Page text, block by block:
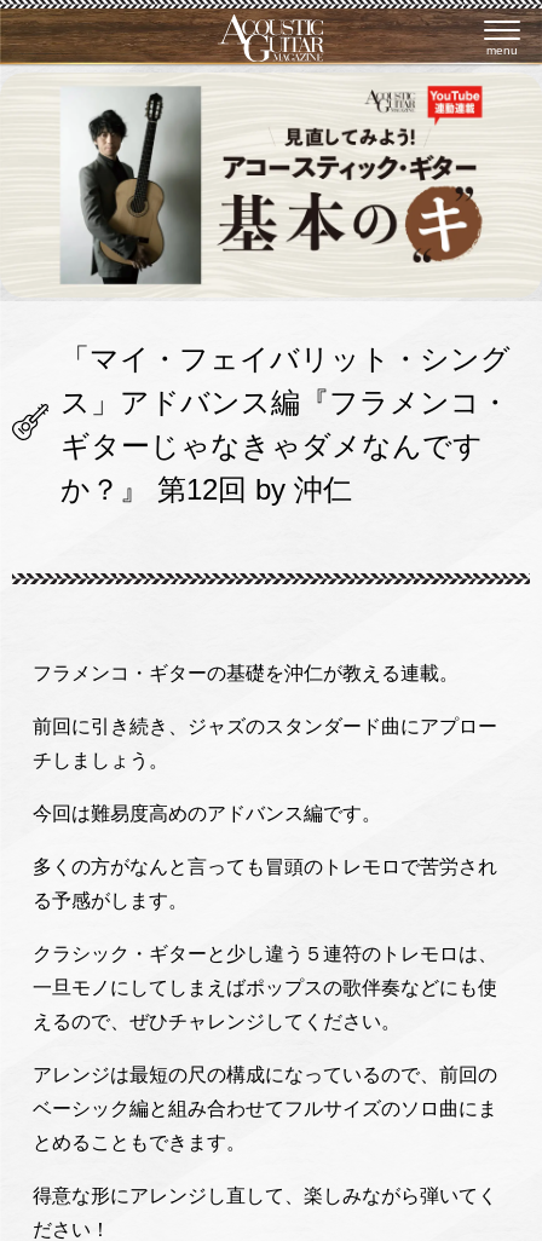
menu
「マイ・フェイバリット・シング
ス」アドバンス編『フラメンコ・
ギターじゃなきゃダメなんです
か？』 第12回 by 沖仁
フラメンコ・ギターの基礎を沖仁が教える連載。
前回に引き続き、ジャズのスタンダード曲にアプロー
チしましょう。
今回は難易度高めのアドバンス編です。
多くの方がなんと言っても冒頭のトレモロで苦労され
る予感がします。
クラシック・ギターと少し違う５連符のトレモロは、
一旦モノにしてしまえばポップスの歌伴奏などにも使
えるので、ぜひチャレンジしてください。
アレンジは最短の尺の構成になっているので、前回の
ベーシック編と組み合わせてフルサイズのソロ曲にま
とめることもできます。
得意な形にアレンジし直して、楽しみながら弾いてく
ださい！